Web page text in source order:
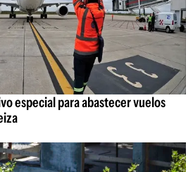
especial para abastecer vuelos